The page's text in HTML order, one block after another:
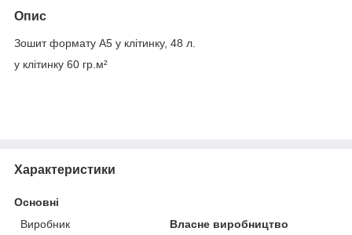
Опис
Зошит формату А5 у клітинку, 48 л.
у клітинку 60 гр.м²
Характеристики
Основні
Виробник
Власне виробництво